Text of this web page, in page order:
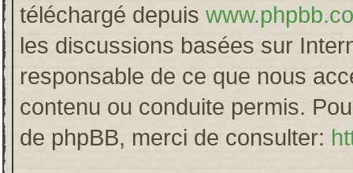
téléchargé depuis
les discussions basées sur
responsable de ce que nous
contenu ou conduite permis.
de phpBB, merci de consulter: